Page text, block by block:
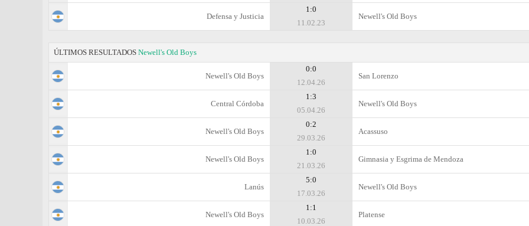
Defensa y Justicia
1:0
11.02.23
Newell's Old Boys
ÚLTIMOS RESULTADOS Newell's Old Boys
Newell's Old Boys
0:0
12.04.26
San Lorenzo
Central Córdoba
1:3
05.04.26
Newell's Old Boys
Newell's Old Boys
0:2
29.03.26
Acassuso
Newell's Old Boys
1:0
21.03.26
Gimnasia y Esgrima de Mendoza
Lanús
5:0
17.03.26
Newell's Old Boys
Newell's Old Boys
1:1
10.03.26
Platense